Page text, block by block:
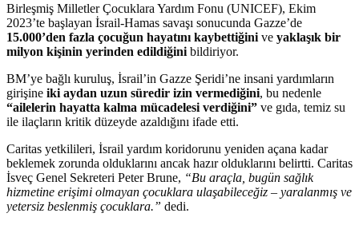
Birleşmiş Milletler Çocuklara Yardım Fonu (UNICEF), Ekim
2023’te başlayan İsrail-Hamas savaşı sonucunda Gazze’de
15.000’den fazla çocuğun hayatını kaybettiğini ve yaklaşık bir
milyon kişinin yerinden edildiğini bildiriyor.
BM’ye bağlı kuruluş, İsrail’in Gazze Şeridi’ne insani yardımların
girişine iki aydan uzun süredir izin vermediğini, bu nedenle
“ailelerin hayatta kalma mücadelesi verdiğini” ve gıda, temiz su
ile ilaçların kritik düzeyde azaldığını ifade etti.
Caritas yetkilileri, İsrail yardım koridorunu yeniden açana kadar
beklemek zorunda olduklarını ancak hazır olduklarını belirtti. Caritas
İsveç Genel Sekreteri Peter Brune, “Bu araçla, bugün sağlık
hizmetine erişimi olmayan çocuklara ulaşabileceğiz – yaralanmış ve
yetersiz beslenmiş çocuklara.” dedi.